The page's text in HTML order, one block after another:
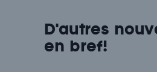
D'autres
en bref!